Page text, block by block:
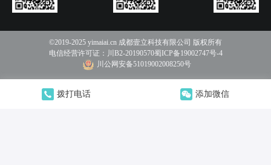
拨打电话 添加微信
©2019-2025 yimaiai.cn 成都壹立科技有限公司 版权所有
电信经营许可证： 川B2-20190570蜀ICP备19002747号-4
川公网安备51019002008250号